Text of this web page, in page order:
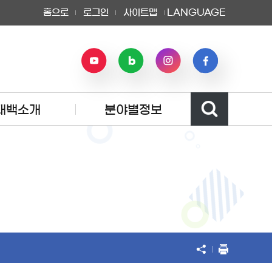
홈으로 로그인 사이트맵 LANGUAGE
백소개 분야별정보